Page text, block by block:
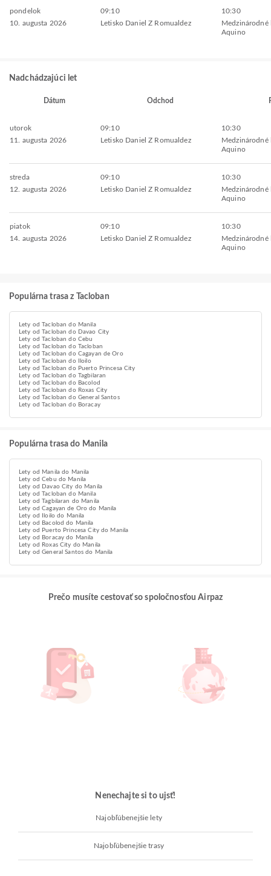
pondelok
10. augusta 2026
09:10
Letisko Daniel Z Romualdez
10:30
Medzinárodné
Aquino
Nadchádzajúci let
Dátum Odchod
utorok
11. augusta 2026
09:10
Letisko Daniel Z Romualdez
10:30
Medzinárodné
Aquino
streda
12. augusta 2026
09:10
Letisko Daniel Z Romualdez
10:30
Medzinárodné
Aquino
piatok
14. augusta 2026
09:10
Letisko Daniel Z Romualdez
10:30
Medzinárodné
Aquino
Populárna trasa z Tacloban
Lety od Tacloban do Manila
Lety od Tacloban do Davao City
Lety od Tacloban do Cebu
Lety od Tacloban do Tacloban
Lety od Tacloban do Cagayan de Oro
Lety od Tacloban do Iloilo
Lety od Tacloban do Puerto Princesa City
Lety od Tacloban do Tagbilaran
Lety od Tacloban do Bacolod
Lety od Tacloban do Roxas City
Lety od Tacloban do General Santos
Lety od Tacloban do Boracay
Populárna trasa do Manila
Lety od Manila do Manila
Lety od Cebu do Manila
Lety od Davao City do Manila
Lety od Tacloban do Manila
Lety od Tagbilaran do Manila
Lety od Cagayan de Oro do Manila
Lety od Iloilo do Manila
Lety od Bacolod do Manila
Lety od Puerto Princesa City do Manila
Lety od Boracay do Manila
Lety od Roxas City do Manila
Lety od General Santos do Manila
Prečo musíte cestovať so spoločnosťou Airpaz
Nenechajte si to ujsť!
Najobľúbenejšie lety
Najobľúbenejšie trasy